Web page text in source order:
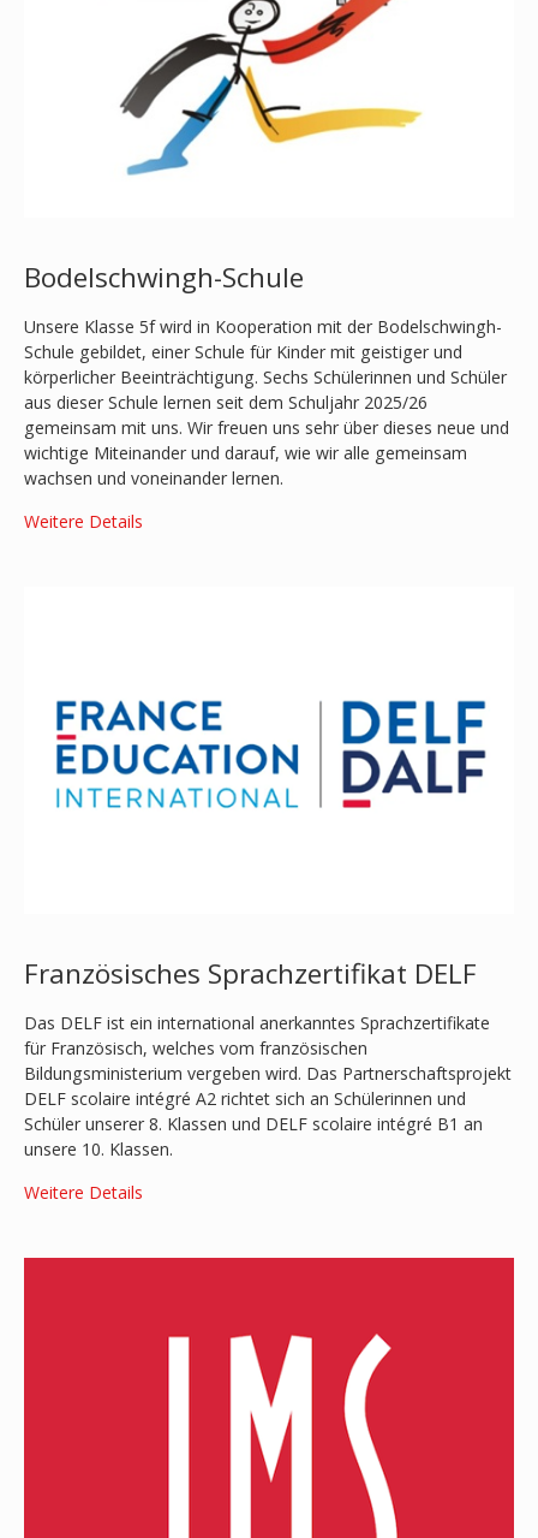
Bodelschwingh-Schule
Unsere Klasse 5f wird in Kooperation mit der Bodelschwingh-
Schule gebildet, einer Schule für Kinder mit geistiger und
körperlicher Beeinträchtigung. Sechs Schülerinnen und Schüler
aus dieser Schule lernen seit dem Schuljahr 2025/26
gemeinsam mit uns. Wir freuen uns sehr über dieses neue und
wichtige Miteinander und darauf, wie wir alle gemeinsam
wachsen und voneinander lernen.
Weitere Details
Französisches Sprachzertifikat DELF
Das DELF ist ein international anerkanntes Sprachzertifikate
für Französisch, welches vom französischen
Bildungsministerium vergeben wird. Das Partnerschaftsprojekt
DELF scolaire intégré A2 richtet sich an Schülerinnen und
Schüler unserer 8. Klassen und DELF scolaire intégré B1 an
unsere 10. Klassen.
​Weitere Details